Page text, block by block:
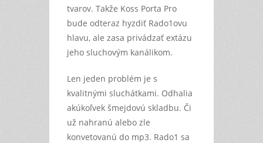
tvarov. Takže Koss Porta Pro
bude odteraz hyzdiť Rado1ovu
hlavu, ale zasa privádzať extázu
jeho sluchovým kanálikom.
Len jeden problém je s
kvalitnými sluchátkami. Odhalia
akúkoľvek šmejdovú skladbu. Či
už nahranú alebo zle
konvetovanú do mp3. Rado1 sa